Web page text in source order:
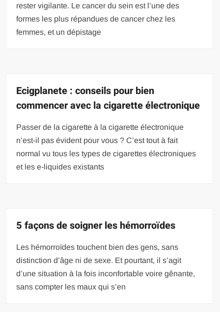
rester vigilante. Le cancer du sein est l’une des
formes les plus répandues de cancer chez les
femmes, et un dépistage
Ecigplanete : conseils pour bien
commencer avec la cigarette électronique
Passer de la cigarette à la cigarette électronique
n’est-il pas évident pour vous ? C’est tout à fait
normal vu tous les types de cigarettes électroniques
et les e-liquides existants
5 façons de soigner les hémorroïdes
Les hémorroïdes touchent bien des gens, sans
distinction d’âge ni de sexe. Et pourtant, il s’agit
d’une situation à la fois inconfortable voire gênante,
sans compter les maux qui s’en